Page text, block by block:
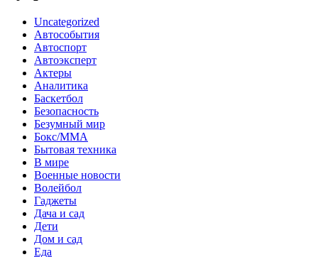
Uncategorized
Автособытия
Автоспорт
Автоэксперт
Актеры
Аналитика
Баскетбол
Безопасность
Безумный мир
Бокс/MMA
Бытовая техника
В мире
Военные новости
Волейбол
Гаджеты
Дача и сад
Дети
Дом и сад
Еда